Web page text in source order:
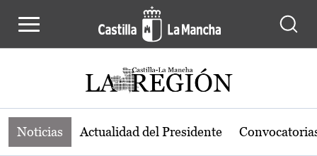
Noticias de la región de Castilla-La
Noticias Actualidad del Presidente